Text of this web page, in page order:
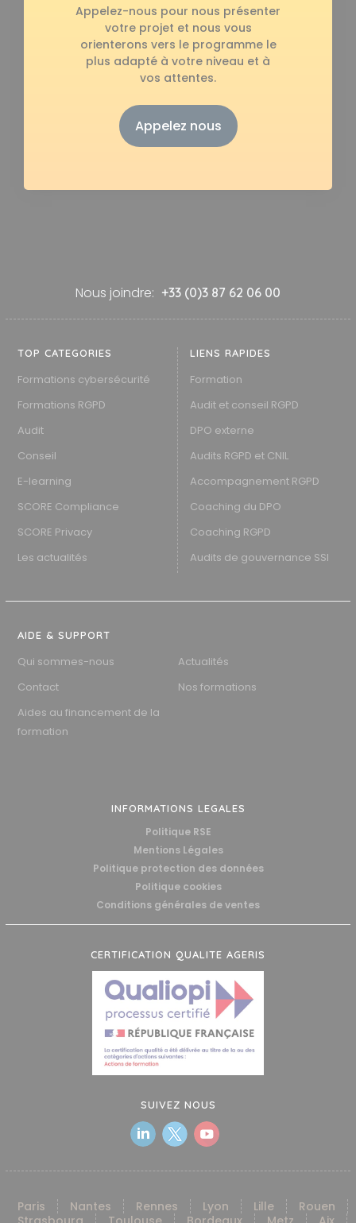
Appelez-nous pour nous présenter
votre projet et nous vous
orienterons vers le programme le
plus adapté à votre niveau et à
vos attentes.
Appelez nous
Nous joindre: +33 (0)3 87 62 06 00
TOP CATEGORIES
Formations cybersécurité
Formations RGPD
Audit
Conseil
E-learning
SCORE Compliance
SCORE Privacy
Les actualités
LIENS RAPIDES
Formation
Audit et conseil RGPD
DPO externe
Audits RGPD et CNIL
Accompagnement RGPD
Coaching du DPO
Coaching RGPD
Audits de gouvernance SSI
AIDE & SUPPORT
Qui sommes-nous
Actualités
Contact
Nos formations
Aides au financement de la
formation
INFORMATIONS LEGALES
Politique RSE
Mentions Légales
Politique protection des données
Politique cookies
Conditions générales de ventes
CERTIFICATION QUALITE AGERIS
SUIVEZ NOUS
Paris Nantes Rennes Lyon Lille
Rouen